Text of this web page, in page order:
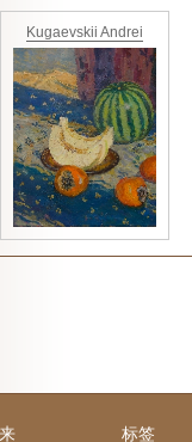
Kugaevskii Andrei
标签